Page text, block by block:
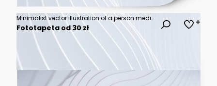
Minimalist vector illustration of a person meditating in lotus position with hand-drawn line art style, depicting peaceful meditation pose for wellness, mindfulness, and yoga relaxation concepts
Fototapeta od 30 zł